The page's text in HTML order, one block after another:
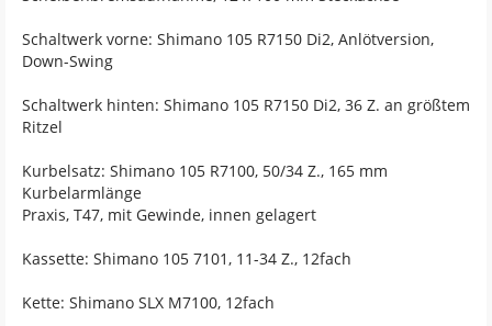
Schaltwerk vorne: Shimano 105 R7150 Di2, Anlötversion,
Down-Swing
Schaltwerk hinten: Shimano 105 R7150 Di2, 36 Z. an größtem
Ritzel
Kurbelsatz: Shimano 105 R7100, 50/34 Z., 165 mm
Kurbelarmlänge
Praxis, T47, mit Gewinde, innen gelagert
Kassette: Shimano 105 7101, 11-34 Z., 12fach
Kette: Shimano SLX M7100, 12fach